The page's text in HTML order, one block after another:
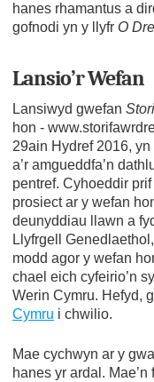
hanes rhamantus a
gofnodi yn y llyfr O
Lansio’r Wefan
Lansiwyd gwefan
hon -
29ain Hydref 2016, yn
a’r amgueddfa’n
pentref. Cyhoeddir
prosiect ar y wefan
deunyddiau llawn a
Llyfrgell Genedlaethol,
modd agor y wefan
chael eich cyfeirio’n
Werin Cymru. Hefyd,
Cymru i chwilio.
Mae cychwyn ar y
hanes yr ardal.